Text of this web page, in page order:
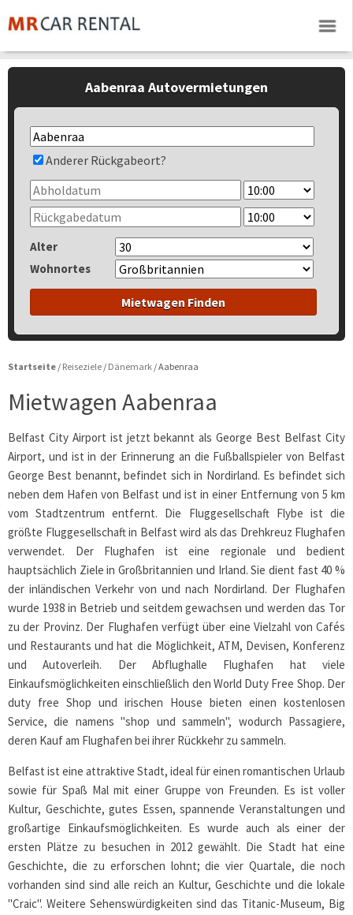
Aabenraa Autovermietungen
Anderer Rückgabeort?
Alter
Wohnortes
Mietwagen Finden
Startseite / Reiseziele / Dänemark /Aabenraa
Mietwagen Aabenraa
Belfast City Airport ist jetzt bekannt als George Best Belfast City
Airport, und ist in der Erinnerung an die Fußballspieler von Belfast
George Best benannt, befindet sich in Nordirland. Es befindet sich
neben dem Hafen von Belfast und ist in einer Entfernung von 5 km
vom Stadtzentrum entfernt. Die Fluggesellschaft Flybe ist die
größte Fluggesellschaft in Belfast wird als das Drehkreuz Flughafen
verwendet. Der Flughafen ist eine regionale und bedient
hauptsächlich Ziele in Großbritannien und Irland. Sie dient fast 40 %
der inländischen Verkehr von und nach Nordirland. Der Flughafen
wurde 1938 in Betrieb und seitdem gewachsen und werden das Tor
zu der Provinz. Der Flughafen verfügt über eine Vielzahl von Cafés
und Restaurants und hat die Möglichkeit, ATM, Devisen, Konferenz
und Autoverleih. Der Abflughalle Flughafen hat viele
Einkaufsmöglichkeiten einschließlich den World Duty Free Shop. Der
duty free Shop und irischen House bieten einen kostenlosen
Service, die namens "shop und sammeln", wodurch Passagiere,
deren Kauf am Flughafen bei ihrer Rückkehr zu sammeln.
Belfast ist eine attraktive Stadt, ideal für einen romantischen Urlaub
sowie für Spaß Mal mit einer Gruppe von Freunden. Es ist voller
Kultur, Geschichte, gutes Essen, spannende Veranstaltungen und
großartige Einkaufsmöglichkeiten. Es wurde auch als einer der
ersten Plätze zu besuchen in 2012 gewählt. Die Stadt hat eine
Geschichte, die zu erforschen lohnt; die vier Quartale, die noch
vorhanden sind sind alle reich an Kultur, Geschichte und die lokale
"Craic". Weitere Sehenswürdigkeiten sind das Titanic-Museum, Big